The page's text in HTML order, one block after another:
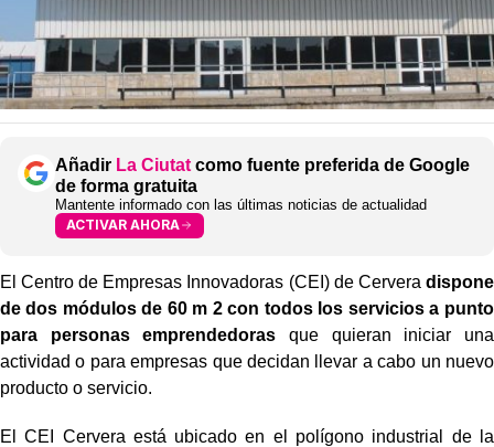
Añadir La Ciutat como fuente preferida de Google
de forma gratuita
Mantente informado con las últimas noticias de actualidad
ACTIVAR AHORA
El Centro de Empresas Innovadoras (CEI) de Cervera dispone
de dos módulos de 60 m 2 con todos los servicios a punto
para personas emprendedoras que quieran iniciar una
actividad o para empresas que decidan llevar a cabo un nuevo
producto o servicio.
El CEI Cervera está ubicado en el polígono industrial de la